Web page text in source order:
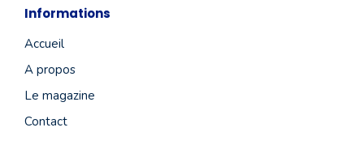
Informations
Accueil
A propos
Le magazine
Contact